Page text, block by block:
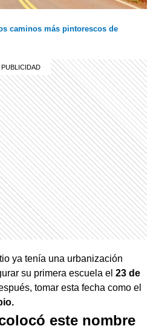
caminos más pintorescos de
ya tenía una urbanización
su primera escuela el 23 de
tomar esta fecha como el
este nombre